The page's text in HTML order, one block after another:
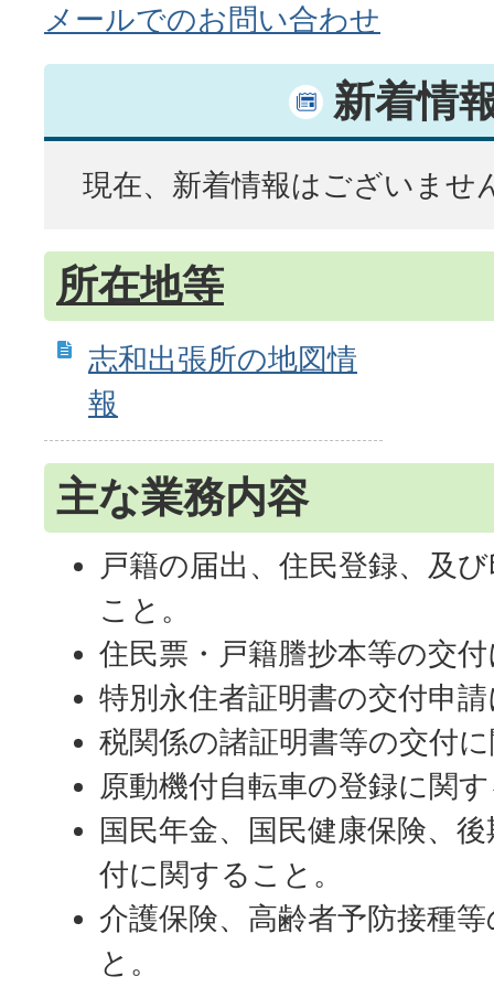
メールでのお問い合わせ
新着情
現在、新着情報はございませ
所在地等
志和出張所の地図情
報
主な業務内容
戸籍の届出、住民登録、及
こと。
住民票・戸籍謄抄本等の交
特別永住者証明書の交付申
税関係の諸証明書等の交付
原動機付自転車の登録に関
国民年金、国民健康保険、
付に関すること。
介護保険、高齢者予防接種
と。